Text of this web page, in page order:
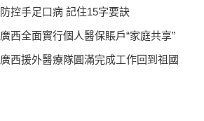
防控手足口病 記住15字要訣
廣西全面實行個人醫保賬戶“家庭共享”
廣西援外醫療隊圓滿完成工作回到祖國